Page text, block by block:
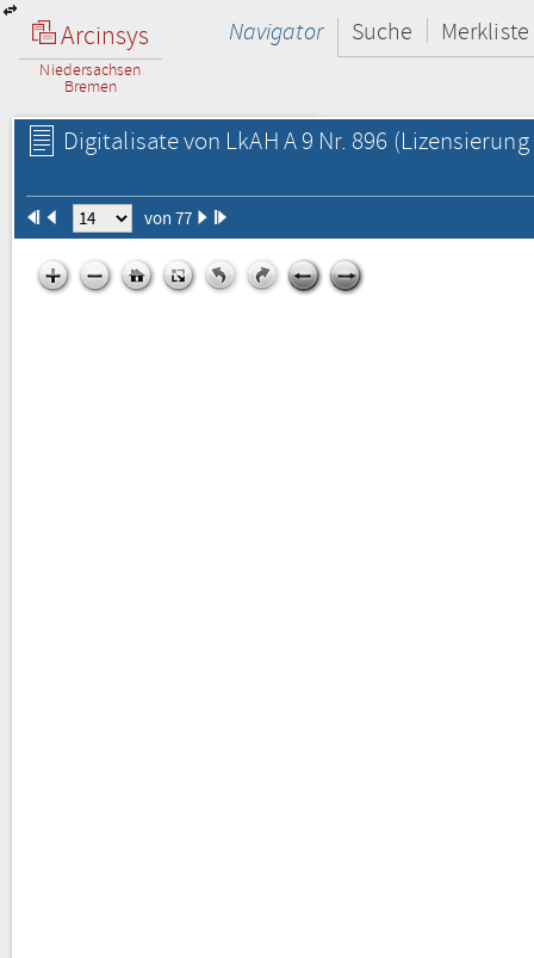
Arcinsys
Niedersachsen
Bremen
Navigator Suche Merkliste
Digitalisate von LkAH A 9 Nr. 896
von 77